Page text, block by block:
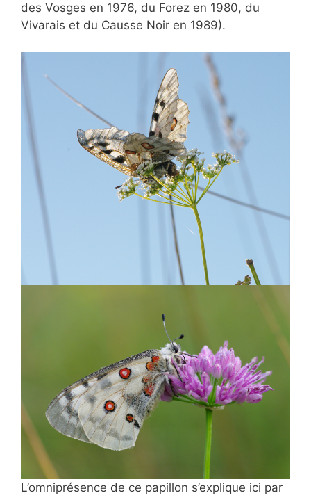
des Vosges en 1976, du Forez en 1980, du
Vivarais et du Causse Noir en 1989).
L’omniprésence de ce papillon s’explique ici par